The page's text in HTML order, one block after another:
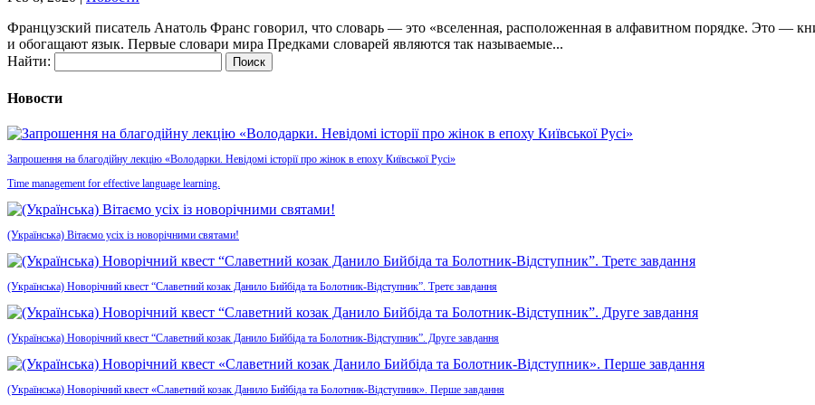
Французский писатель Анатоль Франс говорил, что словарь — это «вселенная, расположенная в алфавитном порядке. Это —
и обогащают язык. Первые словари мира Предками словарей являются так называемые...
Найти:
Новости
Запрошення на благодійну лекцію «Володарки. Невідомі історії про жінок в епоху Київської Русі»
Time management for effective language learning.
(Українська) Вітаємо усіх із новорічними святами!
(Українська) Новорічний квест “Славетний козак Данило Бийбіда та Болотник-Відступник”. Третє завдання
(Українська) Новорічний квест “Славетний козак Данило Бийбіда та Болотник-Відступник”. Друге завдання
(Українська) Новорічний квест «Славетний козак Данило Бийбіда та Болотник-Відступник». Перше завдання